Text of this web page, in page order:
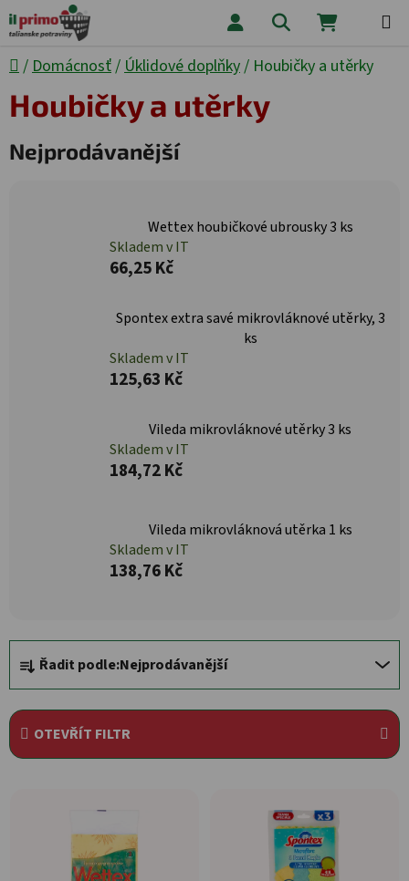
Přejít na obsah Hledat
Domů
/ Domácnosť/ Úklidové doplňky/ Houbičky a utěrky
Houbičky a utěrky
Nejprodávanější
Wettex houbičkové ubrousky 3 ks
Skladem v IT
66,25 Kč
Spontex extra savé mikrovláknové utěrky, 3
ks
Skladem v IT
125,63 Kč
Vileda mikrovláknové utěrky 3 ks
Skladem v IT
184,72 Kč
Vileda mikrovláknová utěrka 1 ks
Skladem v IT
138,76 Kč
Řazení produktů
Řadit podle:Nejprodávanější
OTEVŘÍT FILTR